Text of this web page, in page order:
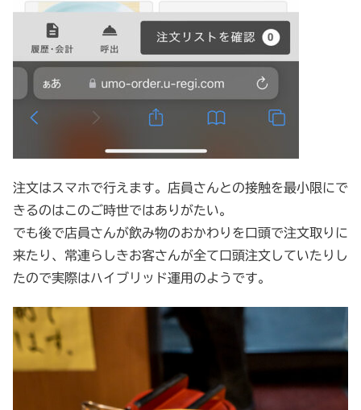
注文はスマホで行えます。店員さんとの接触を最小限にで
きるのはこのご時世ではありがたい。
でも後で店員さんが飲み物のおかわりを口頭で注文取りに
来たり、常連らしきお客さんが全て口頭注文していたりし
たので実際はハイブリッド運用のようです。